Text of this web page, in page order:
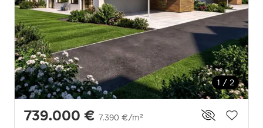
1 / 2
739.000 € 7.390 €/m²